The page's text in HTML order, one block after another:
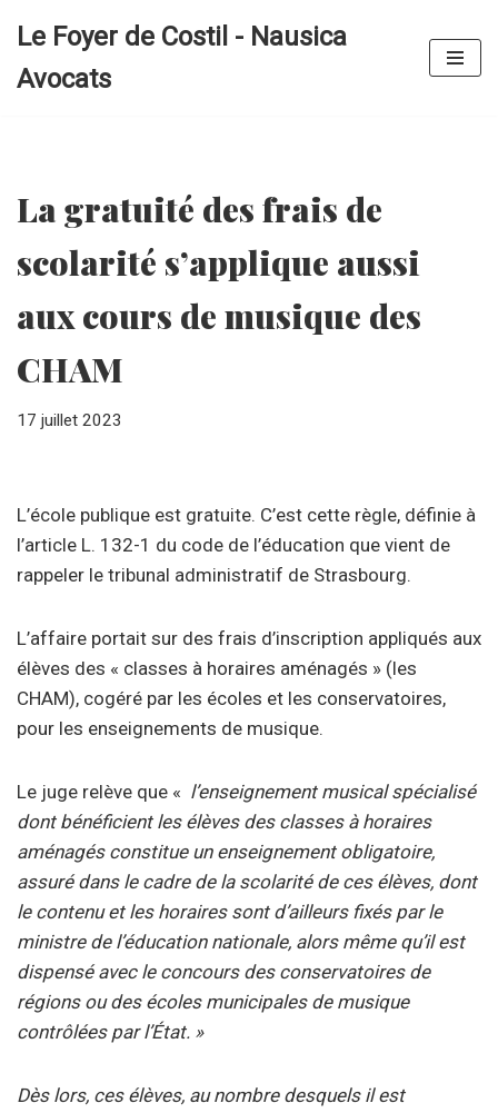
au
Le Foyer de Costil - Nausica
Avocats
La gratuité des frais de
scolarité s’applique aussi
aux cours de musique des
CHAM
17 juillet 2023
L’école publique est gratuite. C’est cette règle, définie à
l’article L. 132-1 du code de l’éducation que vient de
rappeler le tribunal administratif de Strasbourg.
L’affaire portait sur des frais d’inscription appliqués aux
élèves des « classes à horaires aménagés » (les
CHAM), cogéré par les écoles et les conservatoires,
pour les enseignements de musique.
Le juge relève que « l’enseignement musical spécialisé
dont bénéficient les élèvesdes classes à horaires
aménagés constitue un enseignement obligatoire,
assuré dans le cadre de la scolarité de ces élèves, dont
le contenu et les horaires sont d’ailleurs fixés par le
ministre de l’éducation nationale, alors même qu’il est
dispensé avec le concours des conservatoires de
régions ou des écolesmunicipales de musique
contrôlées par l’État. »
Dès lors, ces élèves, au nombre desquels il est